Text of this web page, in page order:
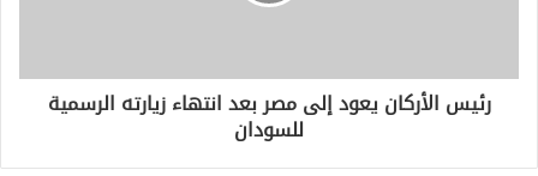
رئيس الأركان يعود إلى مصر بعد انتهاء زيارته الرسمية
للسودان